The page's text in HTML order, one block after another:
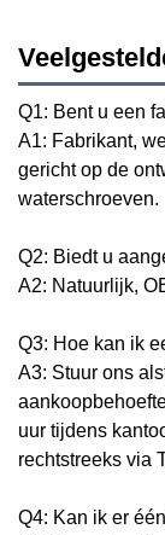
Q1: Bent u een
A1: Fabrikant,
gericht op de
waterschroeven.
Q2: Biedt u
A2: Natuurlijk,
Q3: Hoe kan ik
A3: Stuur ons
uur tijdens
rechtstreeks via
Q4: Kan ik er